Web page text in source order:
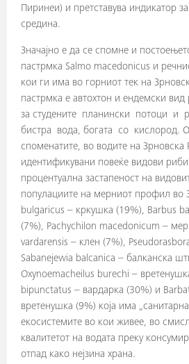
Пиринеи) и претставува индикатор
средина.
Значајно е да се спомне и
пастрмка Salmo macedonicus и
кои ги има во горниот тек на
пастрмка е автохтон и ендемски вид
за студените планински потоци и
бистра вода, богата со кислород.
споменатите, во водите на Зрновска
идентификувани повеќе видови
процентуална застапеност на
популациите на мерниот профил во
bulgaricus – кркушка (19%), Barbus
(7%), Pachychilon macedonicum –
vardarensis – клен (7%),
Sabanejewia balcanica – балканска
Oxynoemacheilus burechi –
bipunctatus – вардарка (30%) и
вретенушка (9%) која има
екосистемите во кои живее, во
квалитетот на водата преку
отпад како нејзина храна.